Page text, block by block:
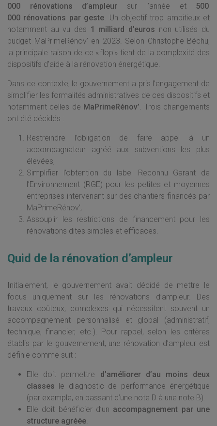
000 rénovations d’ampleur sur l’année et 500
000 rénovations par geste. Un objectif trop ambitieux et
notamment au vu des 1 milliard d’euros non utilisés du
budget MaPrimeRénov’ en 2023. Selon Christophe Béchu,
la principale raison de ce « flop » tient de la complexité des
dispositifs d’aide à la rénovation énergétique.
Dans ce contexte, le gouvernement a pris l’engagement de
simplifier les formalités administratives de ces dispositifs et
notamment celles de MaPrimeRénov’. Trois changements
ont été décidés :
Restreindre l’obligation de faire appel à un
accompagnateur agréé aux subventions les plus
élevées,
Simplifier l’obtention du label Reconnu Garant de
l’Environnement (RGE) pour les petites et moyennes
entreprises intervenant sur des chantiers financés par
MaPrimeRénov’,
Assouplir les restrictions de financement pour les
rénovations dites simples et efficaces.
Quid de la rénovation d’ampleur
Initialement, le gouvernement avait décidé de mettre le
focus uniquement sur les rénovations d’ampleur. Des
travaux coûteux, complexes qui nécessitent souvent un
accompagnement personnalisé et global (administratif,
technique, financier, etc.). Pour rappel, selon les critères
établis par le gouvernement, une rénovation d’ampleur est
définie comme suit :
Elle doit permettre d’améliorer d’au moins deux
classes le diagnostic de performance énergétique
(par exemple, en passant d’une note D à une note B).
Elle doit bénéficier d’un accompagnement par une
structure agréée.